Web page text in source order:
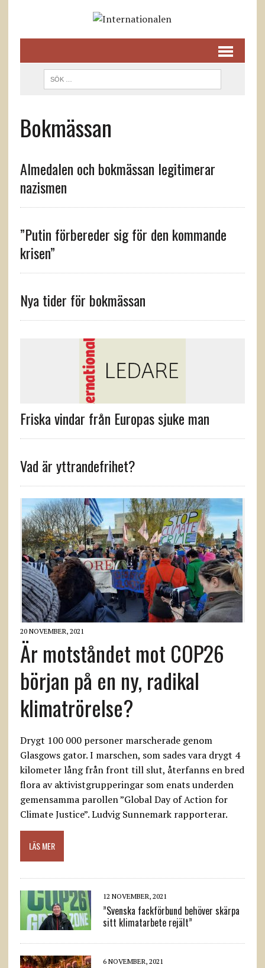
Bokmässan
Almedalen och bokmässan legitimerar
nazismen
”Putin förbereder sig för den kommande
krisen”
Nya tider för bokmässan
Friska vindar från Europas sjuke man
Vad är yttrandefrihet?
20 NOVEMBER, 2021
Är motståndet mot COP26
början på en ny, radikal
klimatrörelse?
Drygt 100 000 personer marscherade genom
Glasgows gator. I marschen, som sades vara drygt 4
kilometer lång från front till slut, återfanns en bred
flora av aktivistgrupperingar som enats underden
gemensamma parollen ”Global Day of Action for
Climate Justice”. Ludvig Sunnemark rapporterar.
LÄS MER
12 NOVEMBER, 2021
”Svenska fackförbund behöver skärpa
sitt klimatarbete rejält”
6 NOVEMBER, 2021